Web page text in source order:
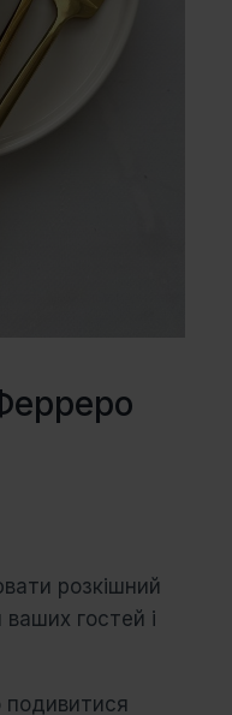
розкішний
гостей і
подивитися